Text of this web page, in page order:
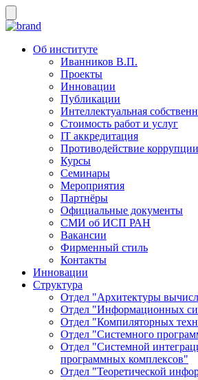
Об институте
Иванников В.П.
Проекты
Инновации
Публикации
Интеллектуальная
Стоимость работ и услуг
IT аккредитация
Противодействие коррупции
Курсы
Семинары
Мероприятия
Партнёры
Официальные документы
СМИ об ИСП РАН
Вакансии
Фирменный стиль
Контакты
Инновации
Структура
Отдел "Архитектуры
Отдел "Информационных
Отдел "Компиляторных
Отдел "Системного
Отдел "Системной
программных комплексов"
Отдел "Теоретической